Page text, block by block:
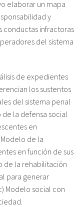
elaborar un mapa
y
conductas infractoras
del sistema
de expedientes
los sustentos
del sistema penal
la defensa social
en
de la
en función de sus
de la rehabilitación
para generar
Modelo social con